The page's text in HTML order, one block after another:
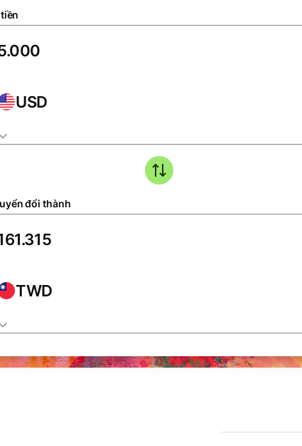
USD
đổi thành
TWD